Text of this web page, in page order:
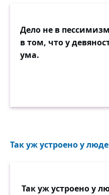
Дело не в
в том, что у
ума.
Так уж устроено у
Так уж устроено у